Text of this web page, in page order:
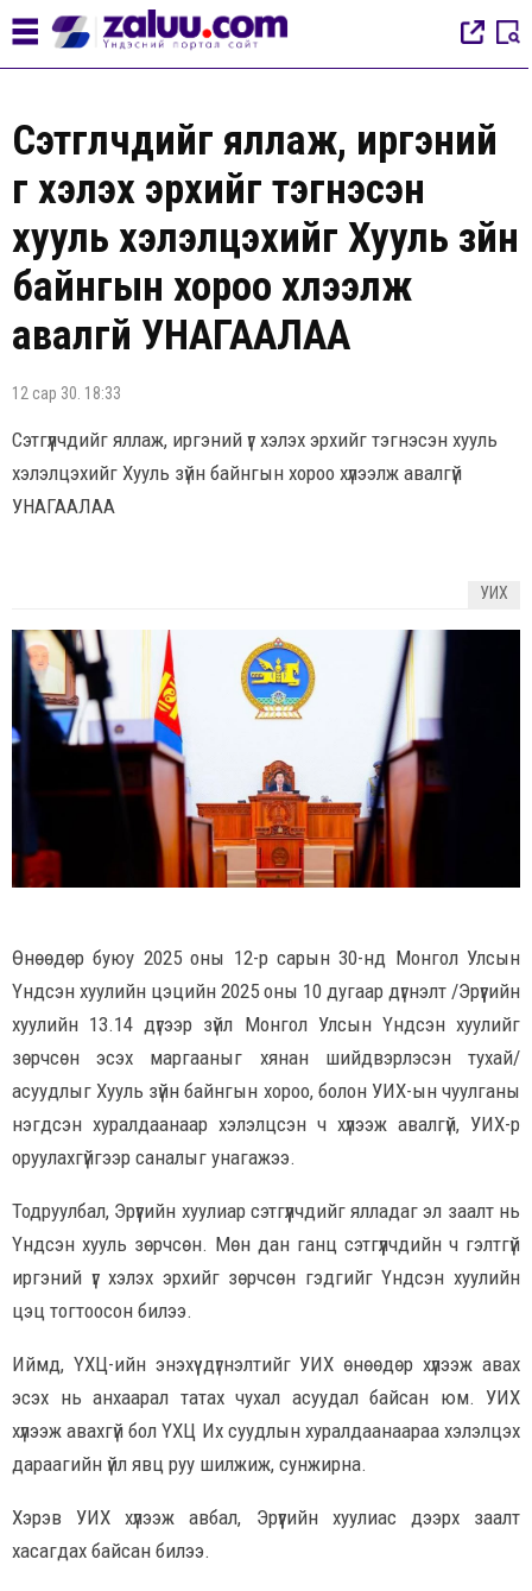
Сэтгүүлчдийг яллаж, иргэний
үг хэлэх эрхийг тэгнэсэн
хууль хэлэлцэхийг Хууль зүйн
байнгын хороо хүлээлж
авалгүй УНАГААЛАА
12 сар 30. 18:33
Сэтгүүлчдийг яллаж, иргэний үг хэлэх эрхийг тэгнэсэн хууль
хэлэлцэхийг Хууль зүйн байнгын хороо хүлээлж авалгүй
УНАГААЛАА
УИХ
Өнөөдөр буюу 2025 оны 12-р сарын 30-нд Монгол Улсын
Үндсэн хуулийн цэцийн 2025 оны 10 дугаар дүгнэлт /Эрүүгийн
хуулийн 13.14 дүгээр зүйл Монгол Улсын Үндсэн хуулийг
зөрчсөн эсэх маргааныг хянан шийдвэрлэсэн тухай/
асуудлыг Хууль зүйн байнгын хороо, болон УИХ-ын чуулганы
нэгдсэн хуралдаанаар хэлэлцсэн ч хүлээж авалгүй, УИХ-р
оруулахгүйгээр саналыг унагажээ.
Тодруулбал, Эрүүгийн хуулиар сэтгүүлчдийг ялладаг эл заалт нь
Үндсэн хууль зөрчсөн. Мөн дан ганц сэтгүүлчдийн ч гэлтгүй
иргэний үг хэлэх эрхийг зөрчсөн гэдгийг Үндсэн хуулийн
цэц тогтоосон билээ.
Иймд, ҮХЦ-ийн энэхүү дүгнэлтийг УИХ өнөөдөр хүлээж авах
эсэх нь анхаарал татах чухал асуудал байсан юм. УИХ
хүлээж авахгүй бол ҮХЦ Их суудлын хуралдаанаараа хэлэлцэх
дараагийн үйл явц руу шилжиж, сунжирна.
Хэрэв УИХ хүлээж авбал, Эрүүгийн хуулиас дээрх заалт
хасагдах байсан билээ.